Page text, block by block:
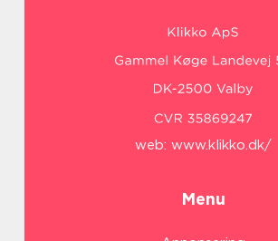
web: www.klikko.dk/
Menu